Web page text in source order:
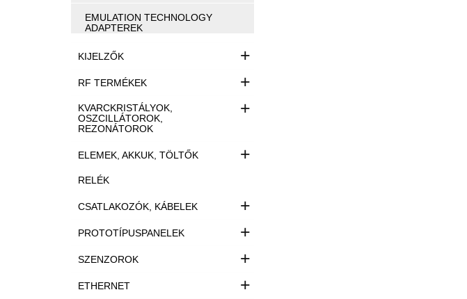
EMULATION TECHNOLOGY
ADAPTEREK
KIJELZŐK +
RF TERMÉKEK +
KVARCKRISTÁLYOK,
OSZCILLÁTOROK,
REZONÁTOROK
+
ELEMEK, AKKUK, TÖLTŐK +
RELÉK
CSATLAKOZÓK, KÁBELEK +
PROTOTÍPUSPANELEK +
SZENZOROK +
ETHERNET +